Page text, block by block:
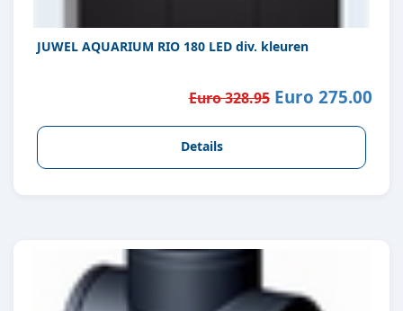
JUWEL AQUARIUM RIO 180 LED div. kleuren
Euro 328.95Euro 275.00
Details